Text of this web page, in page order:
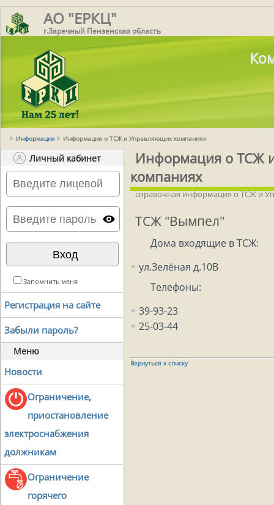
АО "ЕРКЦ"
г.Заречный Пензенская область
Информация Информация о ТСЖ и Управляющих компаниях
Личный кабинет
Запомнить меня
Регистрация на сайте
Забыли пароль?
Меню
Новости
Ограничение,
приостановление
электроснабжения
должникам
Ограничение
горячего
Информация о ТСЖ
компаниях
справочная информация о ТСЖ и
ТСЖ "Вымпел"
Дома входящие в ТСЖ:
ул.Зелёная д.10В
Телефоны:
39-93-23
25-03-44
Вернуться к списку